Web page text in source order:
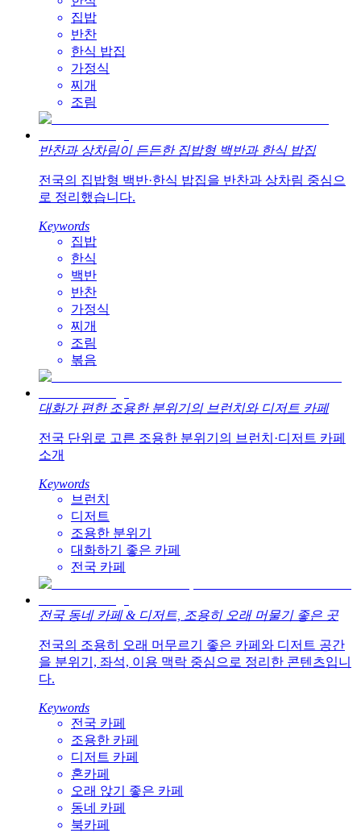
집밥
반찬
한식 밥집
가정식
찌개
조림
반찬과 상차림이 든든한 집밥형 백반과 한식 밥집
전국의 집밥형 백반·한식 밥집을 반찬과 상차림 중심으
로 정리했습니다.
Keywords
집밥
한식
백반
반찬
가정식
찌개
조림
볶음
대화가 편한 조용한 분위기의 브런치와 디저트 카페
전국 단위로 고른 조용한 분위기의 브런치·디저트 카페
소개
Keywords
브런치
디저트
조용한 분위기
대화하기 좋은 카페
전국 카페
전국 동네 카페 & 디저트, 조용히 오래 머물기 좋은 곳
전국의 조용히 오래 머무르기 좋은 카페와 디저트 공간
을 분위기, 좌석, 이용 맥락 중심으로 정리한 콘텐츠입니
다.
Keywords
전국 카페
조용한 카페
디저트 카페
혼카페
오래 앉기 좋은 카페
동네 카페
북카페